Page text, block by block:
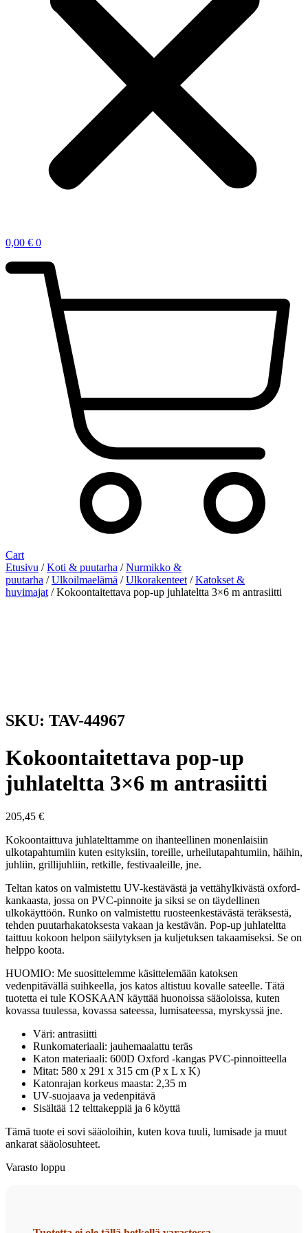
0,00 € 0
Cart
Etusivu /Koti & puutarha /Nurmikko &
puutarha /Ulkoilmaelämä /Ulkorakenteet /Katokset &
huvimajat / Kokoontaitettava pop-up juhlateltta 3×6 m antrasiitti
SKU: TAV-44967
Kokoontaitettava pop-up
juhlateltta 3×6 m antrasiitti
205,45 €
Kokoontaittuva juhlatelttamme on ihanteellinen monenlaisiin
ulkotapahtumiin kuten esityksiin, toreille, urheilutapahtumiin, häihin,
juhliin, grillijuhliin, retkille, festivaaleille, jne.
Teltan katos on valmistettu UV-kestävästä ja vettähylkivästä oxford-
kankaasta, jossa on PVC-pinnoite ja siksi se on täydellinen
ulkokäyttöön. Runko on valmistettu ruosteenkestävästä teräksestä,
tehden puutarhakatoksesta vakaan ja kestävän. Pop-up juhlateltta
taittuu kokoon helpon säilytyksen ja kuljetuksen takaamiseksi. Se on
helppo koota.
HUOMIO: Me suosittelemme käsittelemään katoksen
vedenpitävällä suihkeella, jos katos altistuu kovalle sateelle. Tätä
tuotetta ei tule KOSKAAN käyttää huonoissa sääoloissa, kuten
kovassa tuulessa, kovassa sateessa, lumisateessa, myrskyssä jne.
Väri: antrasiitti
Runkomateriaali: jauhemaalattu teräs
Katon materiaali: 600D Oxford -kangas PVC-pinnoitteella
Mitat: 580 x 291 x 315 cm (P x L x K)
Katonrajan korkeus maasta: 2,35 m
UV-suojaava ja vedenpitävä
Sisältää 12 telttakeppiä ja 6 köyttä
Tämä tuote ei sovi sääoloihin, kuten kova tuuli, lumisade ja muut
ankarat sääolosuhteet.
Varasto loppu